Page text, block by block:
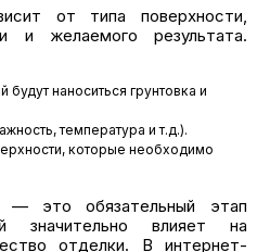
от типа поверхности,
и желаемого результата.
будут наноситься грунтовка и
температура и т.д.).
которые необходимо
— это обязательный этап
значительно влияет на
отделки. В интернет-